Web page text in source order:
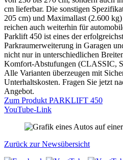
cm lieferbar. Die sonstigen
205 cm) und Maximallast (2.600
reichen auch weiterhin für
Parklift 450 ist eines der
Parkraumerweiterung in Garagen
nicht nur in unterschiedlichen
Komfort-Abstufungen (CLASSIC,
Alle Varianten überzeugen mit
Unterhaltskosten. Fragen Sie jetzt
Angebot.
Zum Produkt PARKLIFT 450
YouTube-Link
Zurück zur Newsübersicht